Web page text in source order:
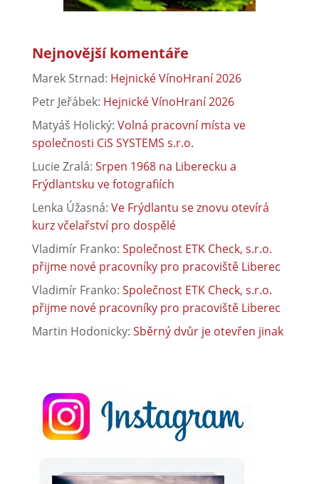
Nejnovější komentáře
Marek Strnad: Hejnické VínoHraní 2026
Petr Jeřábek: Hejnické VínoHraní 2026
Matyáš Holický: Volná pracovní místa ve
společnosti CiS SYSTEMS s.r.o.
Lucie Zralá: Srpen 1968 na Liberecku a
Frýdlantsku ve fotografiích
Lenka Úžasná: Ve Frýdlantu se znovu otevírá
kurz včelařství pro dospělé
Vladimír Franko: Společnost ETK Check, s.r.o.
přijme nové pracovníky pro pracoviště Liberec
Vladimír Franko: Společnost ETK Check, s.r.o.
přijme nové pracovníky pro pracoviště Liberec
Martin Hodonicky: Sběrný dvůr je otevřen jinak